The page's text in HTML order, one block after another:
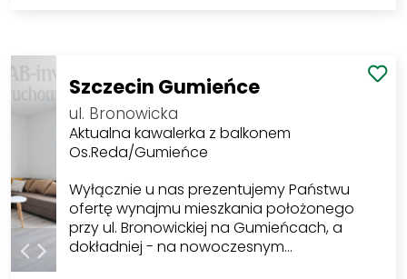
Szczecin Gumieńce
ul. Bronowicka
Aktualna kawalerka z balkonem
Os.Reda/Gumieńce
Wyłącznie u nas prezentujemy Państwu
ofertę wynajmu mieszkania położonego
przy ul. Bronowickiej na Gumieńcach, a
dokładniej - na nowoczesnym…